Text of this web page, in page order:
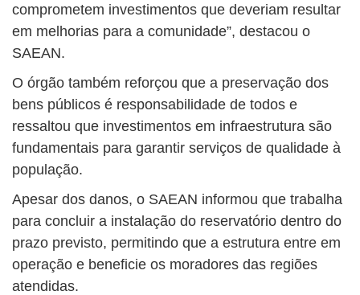
comprometem investimentos que deveriam resultar
em melhorias para a comunidade”, destacou o
SAEAN.
O órgão também reforçou que a preservação dos
bens públicos é responsabilidade de todos e
ressaltou que investimentos em infraestrutura são
fundamentais para garantir serviços de qualidade à
população.
Apesar dos danos, o SAEAN informou que trabalha
para concluir a instalação do reservatório dentro do
prazo previsto, permitindo que a estrutura entre em
operação e beneficie os moradores das regiões
atendidas.